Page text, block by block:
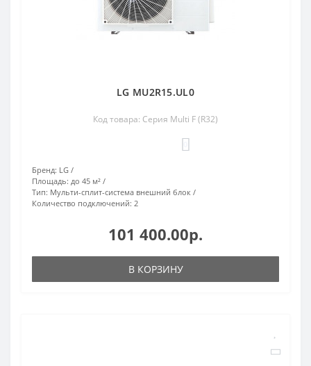
LG MU2R15.UL0
Код товара: Серия Multi F (R32)
Бренд: LG
Площадь: до 45 м²
Тип: Мульти-сплит-система внешний блок
Количество подключений: 2
101 400.00р.
В КОРЗИНУ